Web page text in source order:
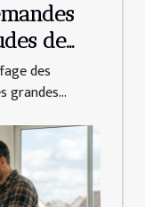
de
des
grandes...